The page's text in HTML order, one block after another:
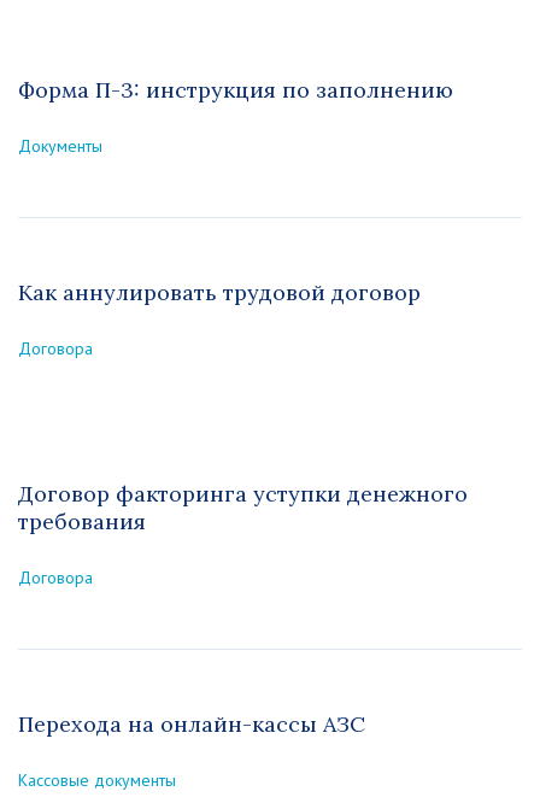
Форма П-3: инструкция по заполнению
Документы
Как аннулировать трудовой договор
Договора
Договор факторинга уступки денежного
требования
Договора
Перехода на онлайн-кассы АЗС
Кассовые документы